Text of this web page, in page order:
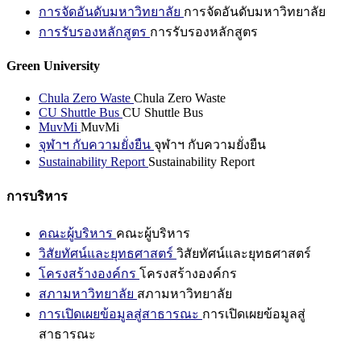
การจัดอันดับมหาวิทยาลัย การจัดอันดับมหาวิทยาลัย
การรับรองหลักสูตร การรับรองหลักสูตร
Green University
Chula Zero Waste Chula Zero Waste
CU Shuttle Bus CU Shuttle Bus
MuvMi MuvMi
จุฬาฯ กับความยั่งยืน จุฬาฯ กับความยั่งยืน
Sustainability Report Sustainability Report
การบริหาร
คณะผู้บริหาร คณะผู้บริหาร
วิสัยทัศน์และยุทธศาสตร์ วิสัยทัศน์และยุทธศาสตร์
โครงสร้างองค์กร โครงสร้างองค์กร
สภามหาวิทยาลัย สภามหาวิทยาลัย
การเปิดเผยข้อมูลสู่สาธารณะ การเปิดเผยข้อมูลสู่
สาธารณะ